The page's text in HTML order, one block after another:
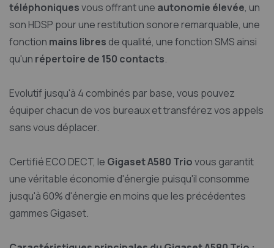
téléphoniquesvous offrant une autonomie élevée, un
son HDSP pour une restitution sonore remarquable, une
fonction mains libres de qualité, une fonction SMS ainsi
qu'un répertoire de 150 contacts.
Evolutif jusqu'à 4 combinés par base, vous pouvez
équiper chacun de vos bureaux et transférez vos appels
sans vous déplacer.
Certifié ECO DECT, le Gigaset A580 Triovous garantit
une véritable économie d'énergie puisqu'il consomme
jusqu'à 60% d'énergie en moins que les précédentes
gammes Gigaset.